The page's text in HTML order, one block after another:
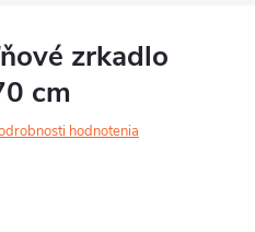
zrkadlo
cm
hodnotenia